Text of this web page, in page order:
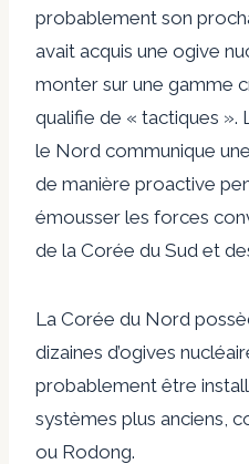
probablement son
avait acquis une ogive
monter sur une gamme
qualifie de « tactiques ».
le Nord communique
de manière proactive
émousser les forces
de la Corée du Sud et
La Corée du Nord
dizaines d’ogives
probablement être
systèmes plus anciens,
ou Rodong.